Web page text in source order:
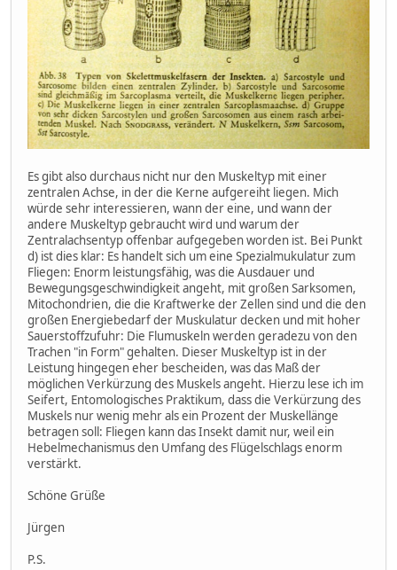
Es gibt also durchaus nicht nur den Muskeltyp mit einer
zentralen Achse, in der die Kerne aufgereiht liegen. Mich
würde sehr interessieren, wann der eine, und wann der
andere Muskeltyp gebraucht wird und warum der
Zentralachsentyp offenbar aufgegeben worden ist. Bei Punkt
d) ist dies klar: Es handelt sich um eine Spezialmukulatur zum
Fliegen: Enorm leistungsfähig, was die Ausdauer und
Bewegungsgeschwindigkeit angeht, mit großen Sarksomen,
Mitochondrien, die die Kraftwerke der Zellen sind und die den
großen Energiebedarf der Muskulatur decken und mit hoher
Sauerstoffzufuhr: Die Flumuskeln werden geradezu von den
Trachen "in Form" gehalten. Dieser Muskeltyp ist in der
Leistung hingegen eher bescheiden, was das Maß der
möglichen Verkürzung des Muskels angeht. Hierzu lese ich im
Seifert, Entomologisches Praktikum, dass die Verkürzung des
Muskels nur wenig mehr als ein Prozent der Muskellänge
betragen soll: Fliegen kann das Insekt damit nur, weil ein
Hebelmechanismus den Umfang des Flügelschlags enorm
verstärkt.
Schöne Grüße
Jürgen
P.S.